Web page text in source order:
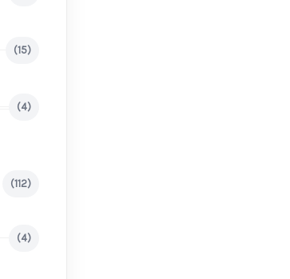
(15)
(4)
(112)
(4)